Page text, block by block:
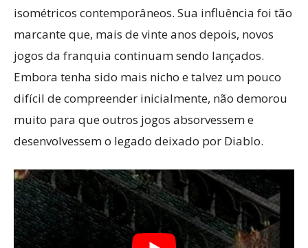
isométricos contemporâneos. Sua influência foi tão
marcante que, mais de vinte anos depois, novos
jogos da franquia continuam sendo lançados.
Embora tenha sido mais nicho e talvez um pouco
difícil de compreender inicialmente, não demorou
muito para que outros jogos absorvessem e
desenvolvessem o legado deixado por Diablo.